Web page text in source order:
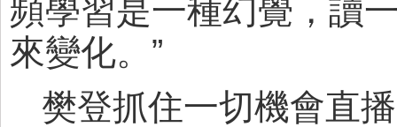
頻學習是一種幻覺，讀
來變化。”
樊登抓住一切機會直